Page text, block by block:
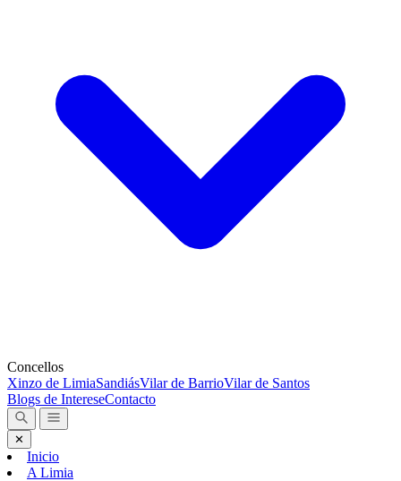
Concellos
Xinzo de LimiaSandiásVilar de BarrioVilar de Santos
Blogs de IntereseContacto
✕
Inicio
A Limia